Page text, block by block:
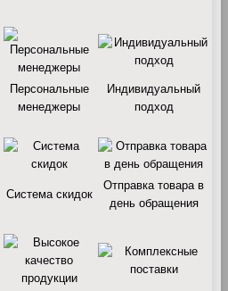
Персональные
менеджеры
Индивидуальный
подход
Система скидок
Отправка товара в
день обращения